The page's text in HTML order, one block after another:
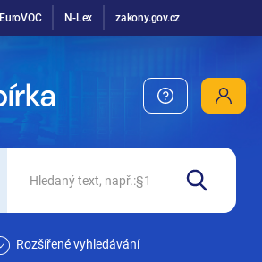
EuroVOC N-Lex zakony.gov.cz
Rozšířené vyhledávání